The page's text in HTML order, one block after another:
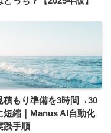
積もり準備を3時間→30
短縮｜Manus AI自動化
践手順